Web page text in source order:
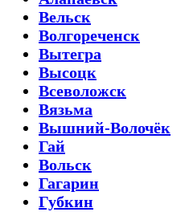
Вельск
Волгореченск
Вытегра
Высоцк
Всеволожск
Вязьма
Вышний-Волочёк
Гай
Вольск
Гагарин
Губкин